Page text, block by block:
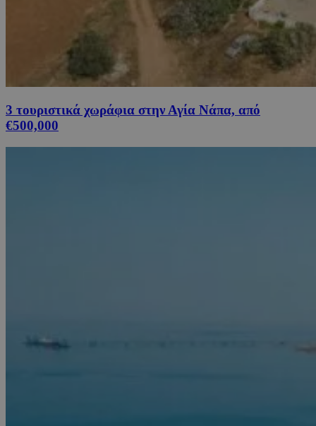
3 τουριστικά χωράφια στην Αγία Νάπα, από
€500,000